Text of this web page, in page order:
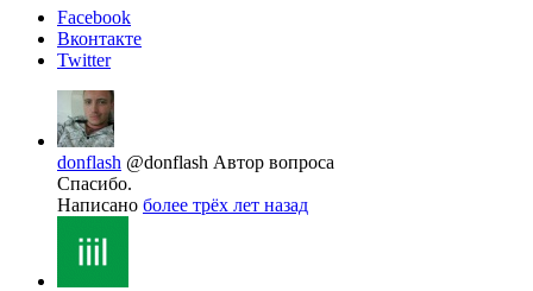
Facebook
Вконтакте
Twitter
donflash @donflash Автор вопроса
Спасибо.
Написано более трёх лет назад